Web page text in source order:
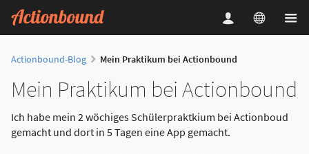
Actionbound-Blog Mein Praktikum bei Actionbound
Mein Praktikum bei Actionbound
Ich habe mein 2 wöchiges Schülerpraktkium bei Actionboud
gemacht und dort in 5 Tagen eine App gemacht.